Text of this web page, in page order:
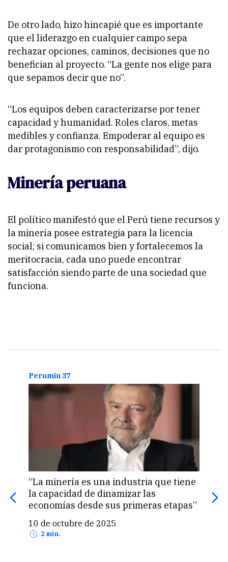
De otro lado, hizo hincapié que es importante
que el liderazgo en cualquier campo sepa
rechazar opciones, caminos, decisiones que no
benefician al proyecto. “La gente nos elige para
que sepamos decir que no”.
“Los equipos deben caracterizarse por tener
capacidad y humanidad. Roles claros, metas
medibles y confianza. Empoderar al equipo es
dar protagonismo con responsabilidad”, dijo.
Minería peruana
El político manifestó que el Perú tiene recursos y
la minería posee estrategia para la licencia
social; si comunicamos bien y fortalecemos la
meritocracia, cada uno puede encontrar
satisfacción siendo parte de una sociedad que
funciona.
Perumin 37
“La minería es una industria que tiene
la capacidad de dinamizar las
economías desde sus primeras etapas”
10 de octubre de 2025
2 min.